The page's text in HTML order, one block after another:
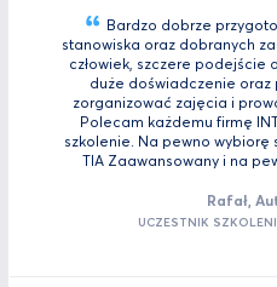
Bardzo dobrze
stanowiska oraz dobranych
człowiek, szczere podejście
duże doświadczenie
zorganizować zajęcia i
Polecam każdemu firmę
szkolenie. Na pewno wybiorę
TIA Zaawansowany i na
Rafał,
UCZESTNIK